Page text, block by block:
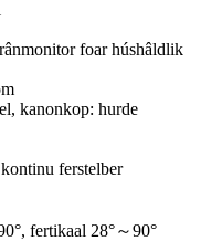
foar húshâldlik
kanonkop: hurde
ferstelber
fertikaal 28°～90°